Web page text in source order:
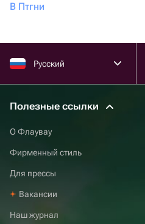
В Птгни
Русский
Полезные ссылки
О Флаувау
Фирменный стиль
Для прессы
Вакансии
Наш журнал